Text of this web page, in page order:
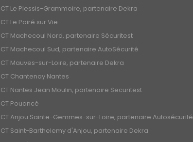
CT Le Plessis-Grammoire, partenaire Dekra
CT Le Poiré sur Vie
CT Machecoul Nord, partenaire Sécuritest
CT Machecoul Sud, partenaire AutoSécurité
CT Mauves-sur-Loire, partenaire Dekra
CT Chantenay Nantes
CT Nantes Jean Moulin, partenaire Securitest
CT Pouancé
CT Anjou Sainte-Gemmes-sur-Loire, partenaire Autosécurité
CT Saint-Barthelemy d'Anjou, partenaire Dekra